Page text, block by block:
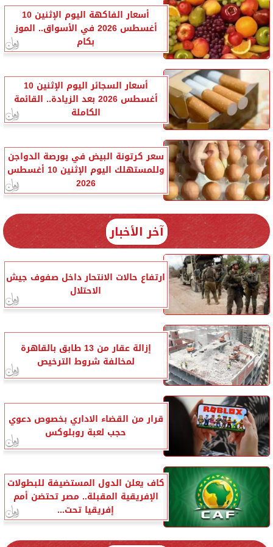
أسعار الفاكهة اليوم الإثنين 10
أغسطس 2026 في الأسواق.. الموز
بكام
أسعار السجائر اليوم الإثنين 10
أغسطس 2026 بعد الزيادة.. القائمة
الكاملة
سعر كرتونة البيض في بورصة الدواجن
وللمستهلك اليوم الإثنين 10 أغسطس
2026
آخر الأخبار
ارتفاع حالات الانتحار داخل صفوف جيش
الاحتلال
إزالة عقار من 13 طابق بالقاهرة
لمخالفة شروط الترخيص
قرار من القضاء الاداري بخصوص دعوي
حجب لعبة روبلوكس
كاف يعلن الدول المستضيفة للبطولات
الإفريقية المقبلة.. مصر تحتضن أمم
إفريقيا تحت...